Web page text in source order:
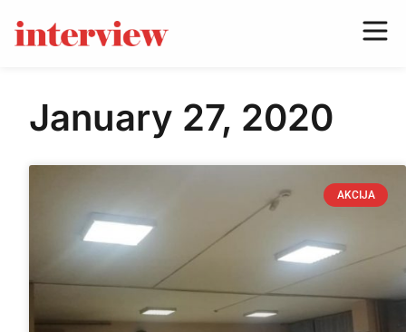
January 27, 2020
AKCIJA